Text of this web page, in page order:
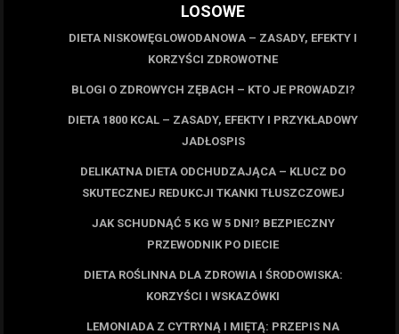
LOSOWE
DIETA NISKOWĘGLOWODANOWA – ZASADY, EFEKTY I
KORZYŚCI ZDROWOTNE
BLOGI O ZDROWYCH ZĘBACH – KTO JE PROWADZI?
DIETA 1800 KCAL – ZASADY, EFEKTY I PRZYKŁADOWY
JADŁOSPIS
DELIKATNA DIETA ODCHUDZAJĄCA – KLUCZ DO
SKUTECZNEJ REDUKCJI TKANKI TŁUSZCZOWEJ
JAK SCHUDNĄĆ 5 KG W 5 DNI? BEZPIECZNY
PRZEWODNIK PO DIECIE
DIETA ROŚLINNA DLA ZDROWIA I ŚRODOWISKA:
KORZYŚCI I WSKAZÓWKI
LEMONIADA Z CYTRYNĄ I MIĘTĄ: PRZEPIS NA